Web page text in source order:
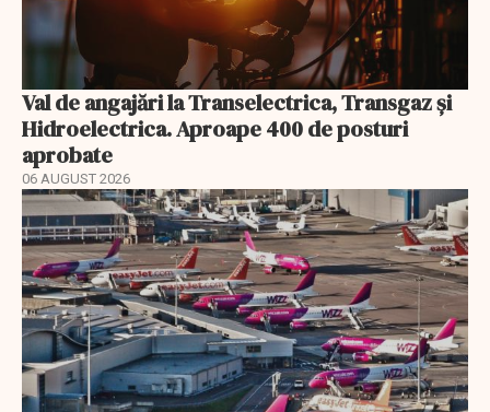
Val de angajări la Transelectrica, Transgaz și
Hidroelectrica. Aproape 400 de posturi
aprobate
06 AUGUST 2026